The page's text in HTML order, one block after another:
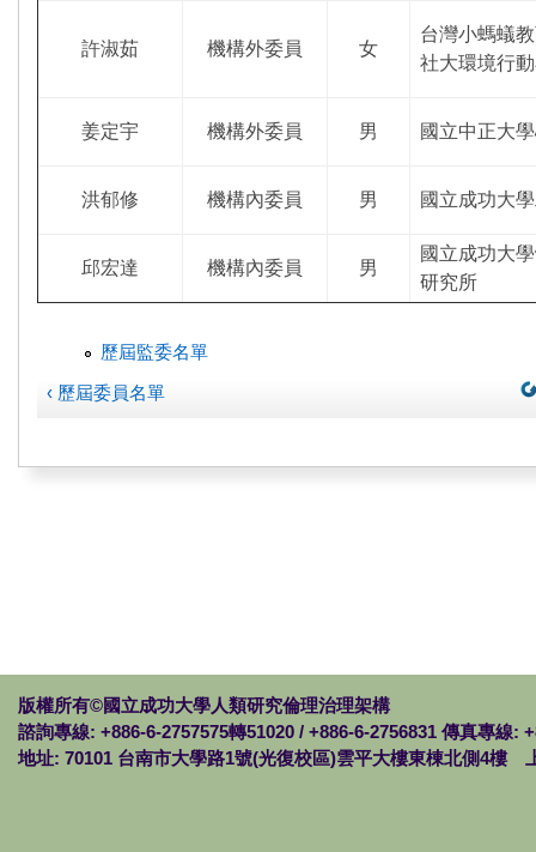
許淑茹 機構外委員 女
台灣小螞蟻
社大環境行
姜定宇 機構外委員 男 國立中正大
洪郁修 機構內委員 男 國立成功大
邱宏達 機構內委員 男
國立成功大
研究所
歷屆監委名單
‹ 歷屆委員名單
版權所有©國立成功大學人類研究倫理治理架構
諮詢專線: +886-6-2757575轉51020 / +886-6-2756831 傳真專
地址: 70101 台南市大學路1號(光復校區)雲平大樓東棟北側4樓